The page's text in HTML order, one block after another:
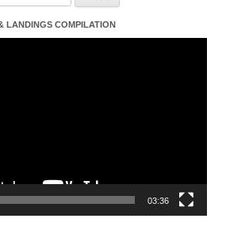
LANDINGS COMPILATION
03:36